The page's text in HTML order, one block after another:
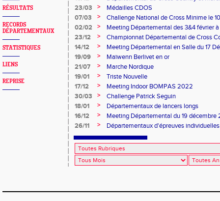
RÉSULTATS
RECORDS
DÉPARTEMENTAUX
STATISTIQUES
LIENS
REPRISE
23/03
>
Médailles CDOS
07/03
>
Challenge National de Cross Minime le
02/02
>
Meeting Départemental des 3&4 février
23/12
>
Championnat Départemental de Cross
14/12
>
Meeting Départemental en Salle du 17
19/09
>
Maïwenn Berlivet en or
21/07
>
Marche Nordique
19/01
>
Triste Nouvelle
17/12
>
Meeting Indoor BOMPAS 2022
30/03
>
Challenge Patrick Seguin
18/01
>
Départementaux de lancers longs
16/12
>
Meeting Départemental du 19 décembre
26/11
> Départementaux d'épreuves